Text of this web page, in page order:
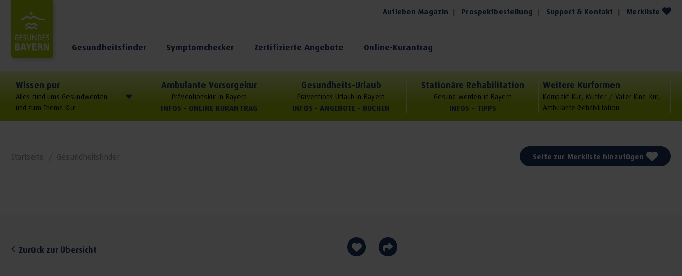
Aufleben Magazin Prospektbestellung Support & Kontakt Merkliste
Gesundheitsfinder Symptomchecker Zertifizierte Angebote Online-Kurantrag
Wissen pur
Alles rund ums Gesundwerden
und zum Thema Kur
Ambulante Vorsorgekur
Präventionskur in Bayern
INFOS - ONLINE KURANTRAG
Gesundheits-Urlaub
Präventions-Urlaub in Bayern
INFOS - ANGEBOTE - BUCHEN
Stationäre Rehabilitation
Gesund werden in Bayern
INFOS - TIPPS
Weitere Kurformen
Kompakt-Kur, Mutter-/ Vater-Kind-Kur,
Ambulante Rehabilitation
Startseite Gesundheitsfinder Seite zur Merkliste hinzufügen
Zurück zur Übersicht